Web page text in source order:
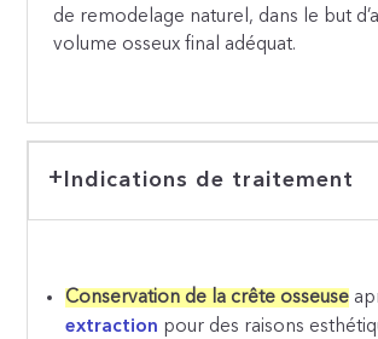
de remodelage naturel, dans le but
volume osseux final adéquat.
Indications de traitement
Conservation de la crête osseuse
extraction pour des raisons